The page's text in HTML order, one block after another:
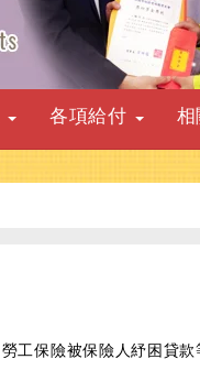
各項給付 相
工保險被保險人紓困貸款